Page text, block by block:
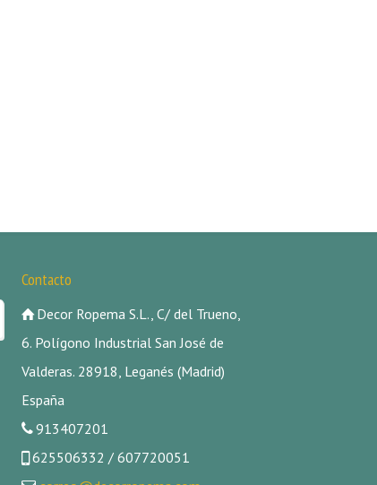
Contacto
Decor Ropema S.L., C/ del Trueno,
6. Polígono Industrial San José de
Valderas. 28918, Leganés (Madrid)
España
913407201
625506332 / 607720051